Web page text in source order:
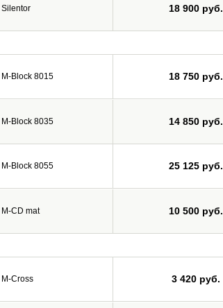
Silentor 18 900 руб.
M-Block 8015 18 750 руб.
M-Block 8035 14 850 руб.
M-Block 8055 25 125 руб.
M-CD mat 10 500 руб.
M-Cross 3 420 руб.